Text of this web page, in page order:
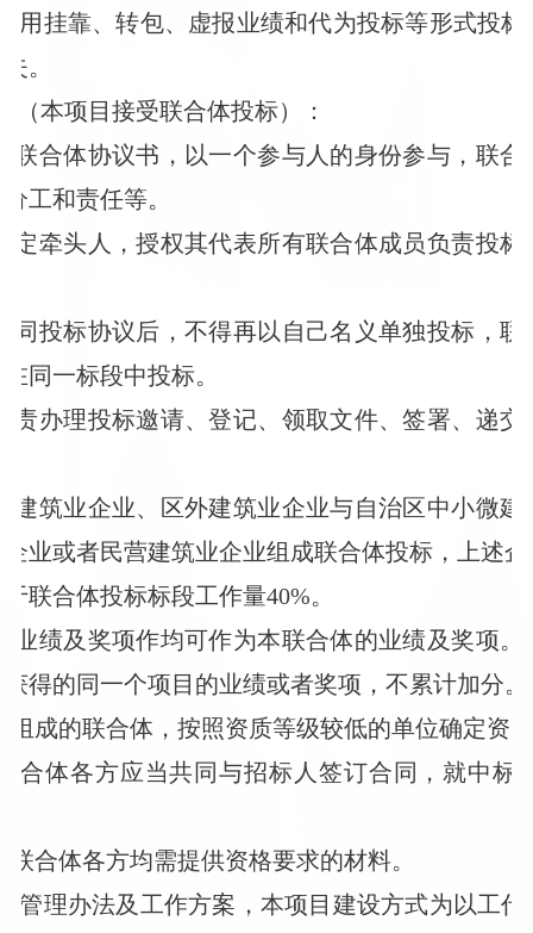
用挂靠、转包、虚报业绩和代为投标等形式投
。
（本项目接受联合体投标）：
联合体协议书，以一个参与人的身份参与，联
工和责任等。
定牵头人，授权其代表所有联合体成员负责投
同投标协议后，不得再以自己名义单独投标，
同一标段中投标。
责办理投标邀请、登记、领取文件、签署、递
建筑业企业、区外建筑业企业与自治区中小微
业或者民营建筑业企业组成联合体投标，上述
联合体投标标段工作量40%。
业绩及奖项作均可作为本联合体的业绩及奖项
得的同一个项目的业绩或者奖项，不累计加分。
组成的联合体，按照资质等级较低的单位确定资
合体各方应当共同与招标人签订合同，就中标
合体各方均需提供资格要求的材料。
管理办法及工作方案，本项目建设方式为以工